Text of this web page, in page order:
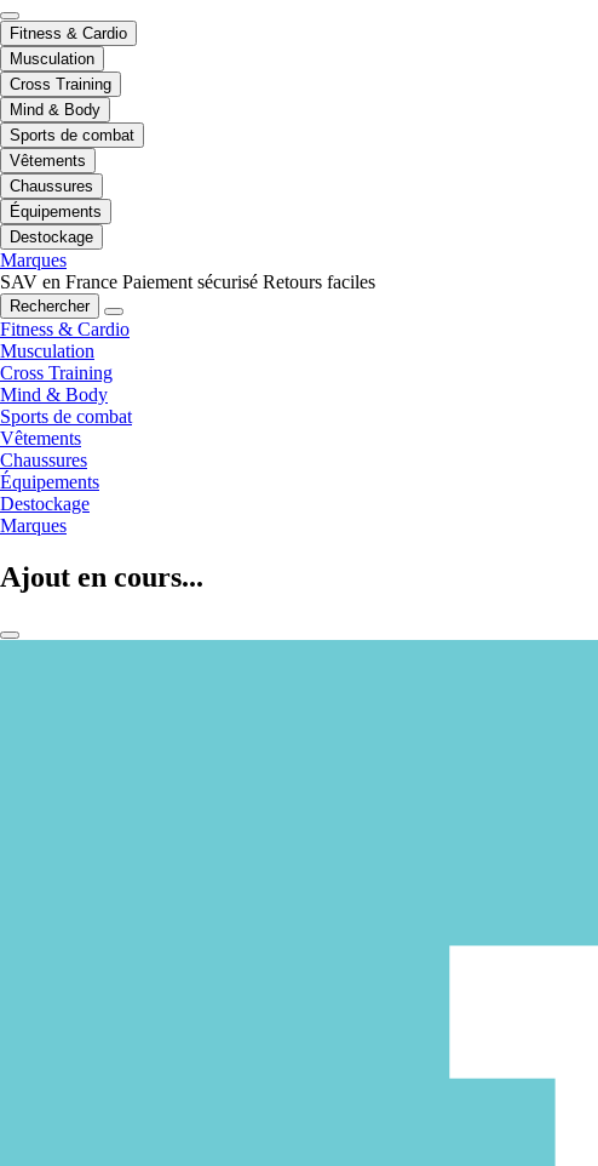
Fitness & Cardio
Musculation
Cross Training
Mind & Body
Sports de combat
Vêtements
Chaussures
Équipements
Destockage
Marques
SAV en France Paiement sécurisé Retours faciles
Rechercher
Fitness & Cardio
Musculation
Cross Training
Mind & Body
Sports de combat
Vêtements
Chaussures
Équipements
Destockage
Marques
Ajout en cours...